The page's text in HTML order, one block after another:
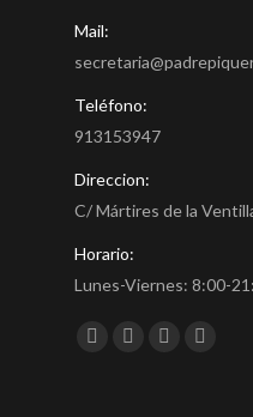
Mail:
Teléfono:
913153947
Direccion:
C/ Mártires de la
Horario:
Lunes-Viernes: 8:00-
Encuéntranos en: